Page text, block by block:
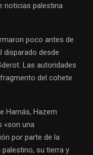
noticias palestina
poco antes de
disparado desde
Las autoridades
del cohete
Hamás, Hazem
«son una
por parte de la
su tierra y